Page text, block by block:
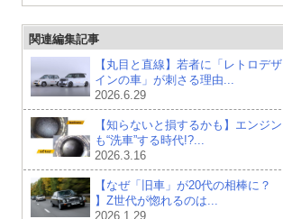
関連編集記事
【丸目と直線】若者に「レトロデザ
インの車」が刺さる理由...
2026.6.29
【知らないと損するかも】エンジン
も“洗車”する時代!?...
2026.3.16
【なぜ「旧車」が20代の相棒に？
】Z世代が惚れるのは...
2026.1.29